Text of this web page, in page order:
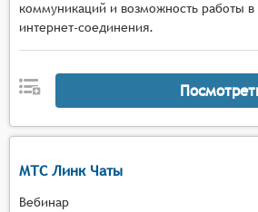
коммуникаций и возможность работы в
интернет-соединения.
МТС Линк Чаты
Вебинар